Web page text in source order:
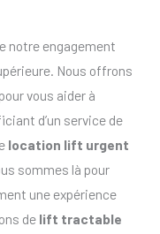
notre engagement
Nous offrons
pour vous aider à
d’un service de
location lift urgent
sommes là pour
une expérience
de lift tractable